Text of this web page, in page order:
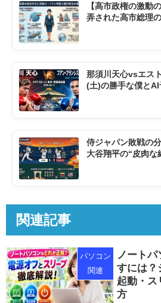
【高市政権の激動
弄された高市総理
那須川天心vsエス
(土)の勝手な僕とAI
侍ジャパン敗戦の
大谷翔平の“皮肉な
関連記事
パソコン
関連
ノートパ
すには？
起動・ス
方